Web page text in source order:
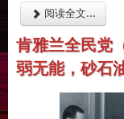
阅读全文...
肯雅兰全民党
弱无能，砂石